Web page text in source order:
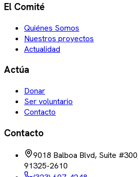
El Comité
Quiénes Somos
Nuestros proyectos
Actualidad
Actúa
Donar
Ser voluntario
Contacto
Contacto
9018 Balboa Blvd, Suite
91325-2610